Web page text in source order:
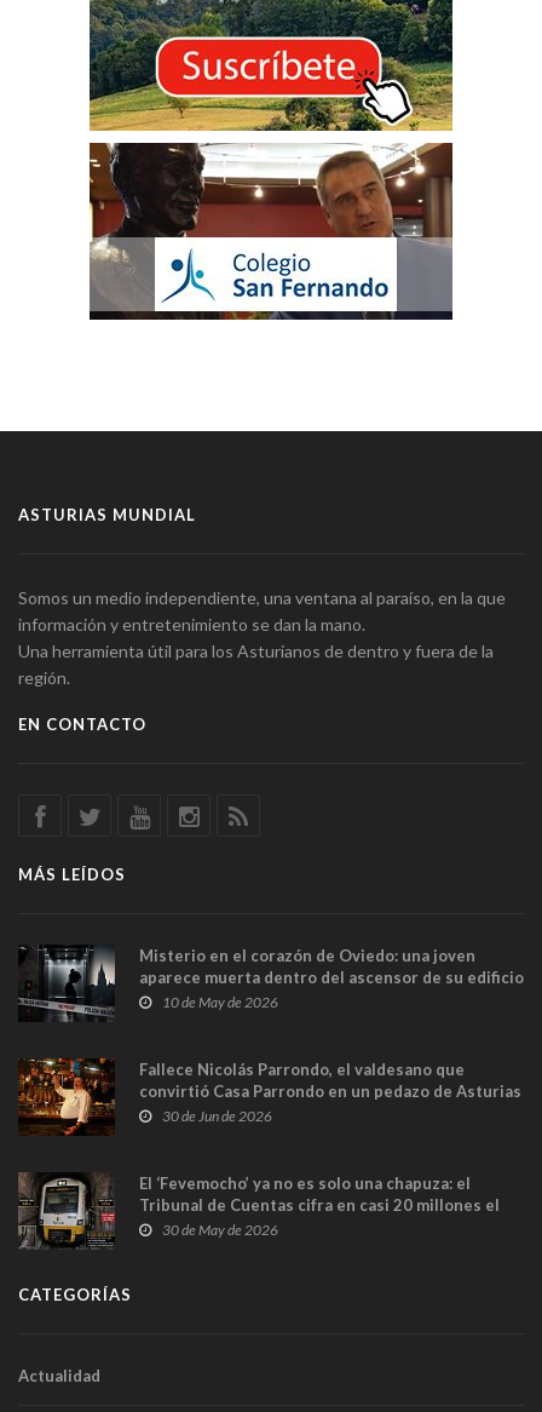
ASTURIAS MUNDIAL
Somos un medio independiente, una ventana al paraíso, en la que
información y entretenimiento se dan la mano.
Una herramienta útil para los Asturianos de dentro y fuera de la
región.
EN CONTACTO
MÁS LEÍDOS
Misterio en el corazón de Oviedo: una joven
aparece muerta dentro del ascensor de su edificio
y las cámaras captan sus últimos minutos
10 de May de 2026
Fallece Nicolás Parrondo, el valdesano que
convirtió Casa Parrondo en un pedazo de Asturias
en Madrid
30 de Jun de 2026
El ‘Fevemocho’ ya no es solo una chapuza: el
Tribunal de Cuentas cifra en casi 20 millones el
sobrecoste de los trenes que no cabían por los
30 de May de 2026
CATEGORÍAS
Actualidad